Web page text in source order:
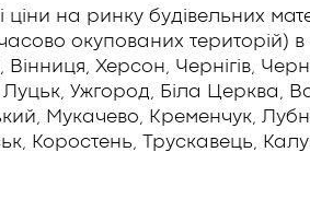
на ринку будівельних
окупованих територій) в
Херсон, Чернігів,
Ужгород, Біла Церква,
Мукачево, Кременчук,
Коростень, Трускавець,